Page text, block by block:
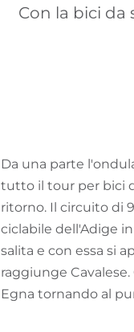
Con la bici da
Da una parte
tutto il tour per bici
ritorno. Il circuito di
ciclabile dell'Adige
salita e con essa si
raggiunge
Egna tornando al